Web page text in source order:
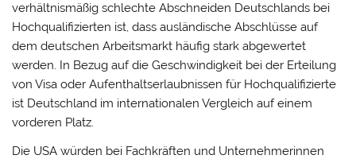
verhältnismäßig schlechte Abschneiden Deutschlands bei
Hochqualifizierten ist, dass ausländische Abschlüsse auf
dem deutschen Arbeitsmarkt häufig stark abgewertet
werden. In Bezug auf die Geschwindigkeit bei der Erteilung
von Visa oder Aufenthaltserlaubnissen für Hochqualifizierte
ist Deutschland im internationalen Vergleich auf einem
vorderen Platz.
Die USA würden bei Fachkräften und Unternehmerinnen